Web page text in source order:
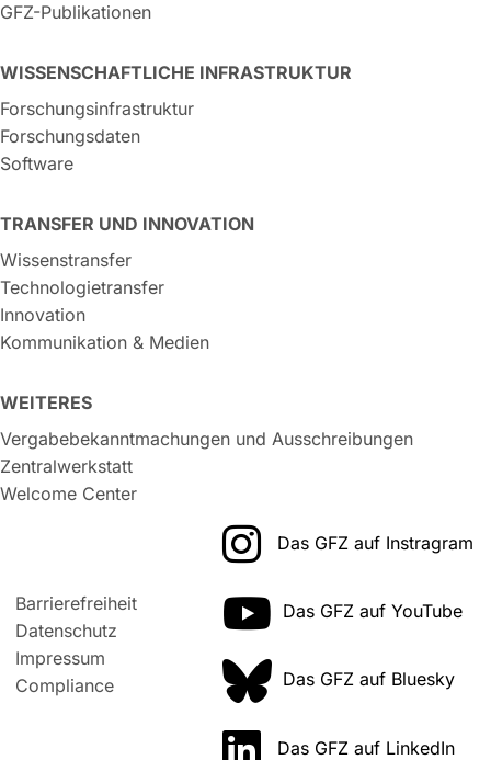
GFZ-Publikationen
WISSENSCHAFTLICHE INFRASTRUKTUR
Forschungsinfrastruktur
Forschungsdaten
Software
TRANSFER UND INNOVATION
Wissenstransfer
Technologietransfer
Innovation
Kommunikation & Medien
WEITERES
Vergabebekanntmachungen und Ausschreibungen
Zentralwerkstatt
Welcome Center
Barrierefreiheit
Datenschutz
Impressum
Compliance
Das GFZ auf Instragram
Das GFZ auf YouTube
Das GFZ auf Bluesky
Das GFZ auf LinkedIn